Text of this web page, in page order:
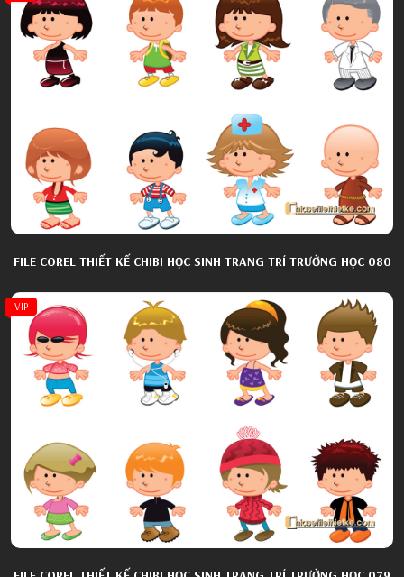
FILE COREL THIẾT KẾ CHIBI HỌC SINH TRANG TRÍ TRƯỜNG HỌC 080
VIP